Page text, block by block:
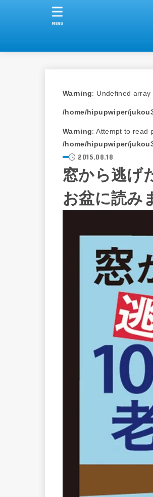
MENU
Warning: Undefined array
/home/hipupwiper/
Warning: Attempt to read
/home/hipupwiper/
2015.08.18
窓から逃
お盆に読み